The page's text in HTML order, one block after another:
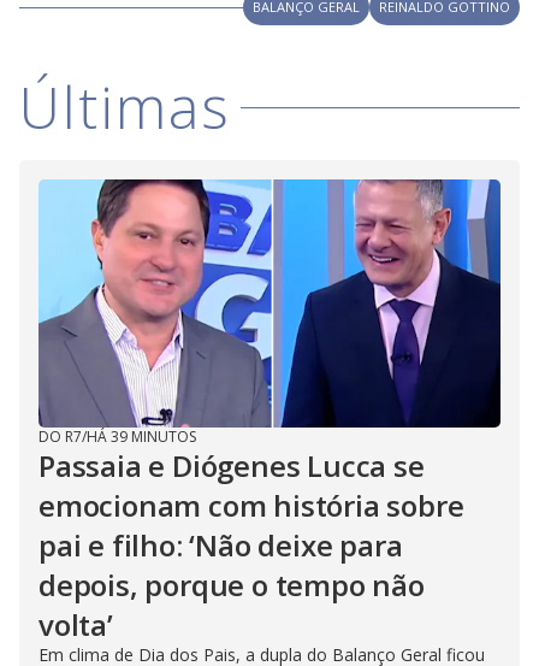
V
i
d
e
o
d BALANÇO GERAL REINALDO GOTTINO
Últimas
DO R7/HÁ 39 MINUTOS
Passaia e Diógenes Lucca se
emocionam com história sobre
pai e filho: ‘Não deixe para
depois, porque o tempo não
volta’
Em clima de Dia dos Pais, a dupla do Balanço Geral ficou